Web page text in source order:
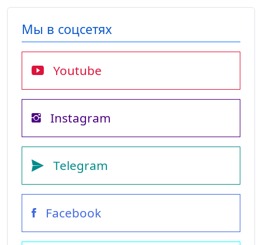
Мы в соцсетях
Youtube
Instagram
Telegram
Facebook